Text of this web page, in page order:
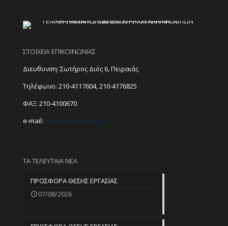
ΣΤΟΙΧΕΙΑ ΕΠΙΚΟΙΝΩΝΙΑΣ
Διευθυνση: Σωτήρος Διός 6, Πειραιάς
Τηλέφωνο: 210-4117604,210-4176825
ΦΑΞ: 210-4100670
e-mail: peathen@otenet.gr
ΤΑ ΤΕΛΕΥΤΑΙΑ ΝΕΑ
ΠΡΟΣΦΟΡΑ ΘΕΣΗΣ ΕΡΓΑΣΙΑΣ
07/08/2026